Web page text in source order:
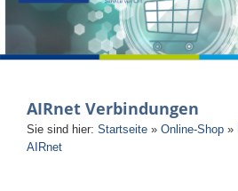
AIRnet Verbindungen
Sie sind hier: Startseite » Online-Shop »
AIRnet